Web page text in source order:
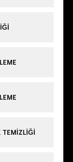
TEMIZLIĞI